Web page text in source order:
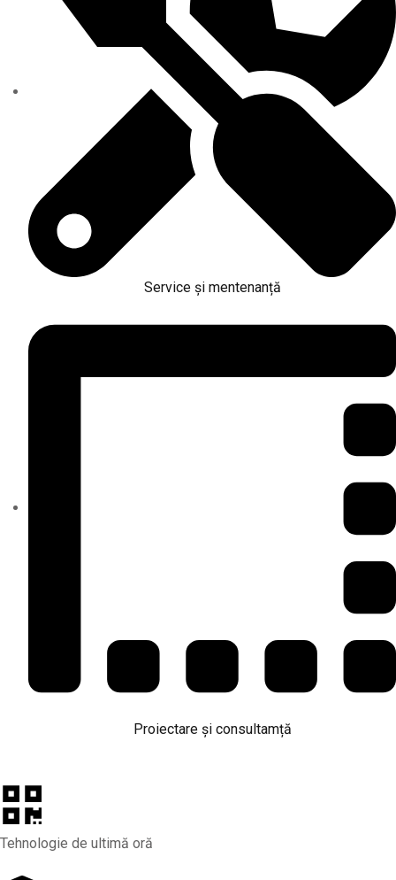
Service și mentenanță
Proiectare și consultamță
Tehnologie de ultimă oră